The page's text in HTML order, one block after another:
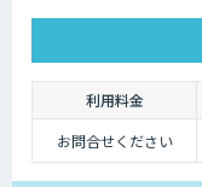
利用料金
お問合せください